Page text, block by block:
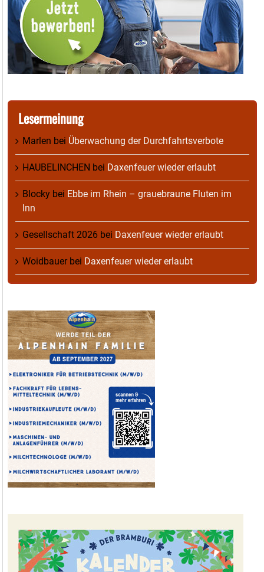
Lesermeinung
Marlen bei Überwachung der Durchfahrtsverbote
HAUBELINCHEN bei Daxenfeuer wieder erlaubt
Blocky bei Ebbe im Rhein – grauebraune Fluten im
Inn
Gesellschaft 2026 bei Daxenfeuer wieder erlaubt
Woidbauerbei Daxenfeuer wieder erlaubt